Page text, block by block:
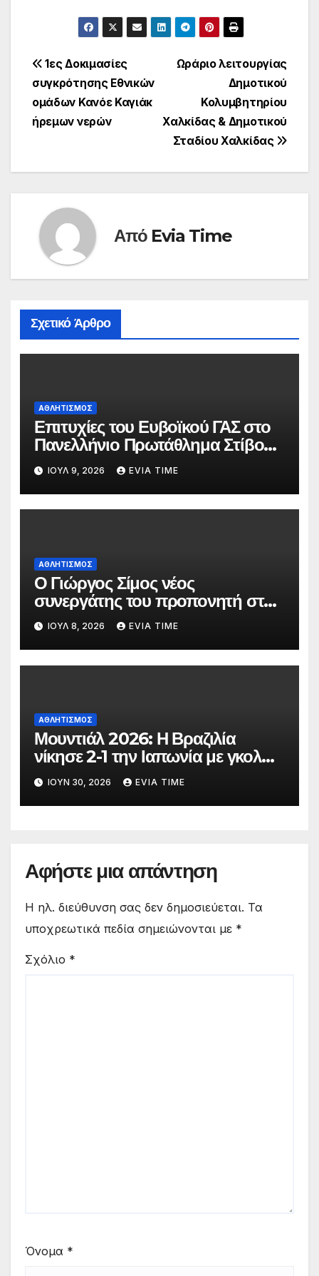
Πλοήγηση
άρθρων
Ωράριο λειτουργίας
Δημοτικού
Κολυμβητηρίου
Χαλκίδας & Δημοτικού
Σταδίου Χαλκίδας
1ες Δοκιμασίες
συγκρότησης Εθνικών
ομάδων Κανόε Καγιάκ
ήρεμων νερών
Από Evia Time
Σχετικό Άρθρο
ΑΘΛΗΤΙΣΜΟΣ
Επιτυχίες του Ευβοϊκού ΓΑΣ στο
Πανελλήνιο Πρωτάθλημα Στίβου
Κ20
ΙΟΎΛ 9, 2026 EVIA TIME
ΑΘΛΗΤΙΣΜΟΣ
Ο Γιώργος Σίμος νέος
συνεργάτης του προπονητή στην
ανδρική ομάδα της ΑΓΕΧ
ΙΟΎΛ 8, 2026 EVIA TIME
ΑΘΛΗΤΙΣΜΟΣ
Μουντιάλ 2026: Η Βραζιλία
νίκησε 2-1 την Ιαπωνία με γκολ
στο 90′ λεπτό
ΙΟΎΝ 30, 2026 EVIA TIME
Αφήστε μια απάντηση
Η ηλ. διεύθυνση σας δεν δημοσιεύεται. Τα
υποχρεωτικά πεδία σημειώνονται με *
Σχόλιο *
Όνομα *